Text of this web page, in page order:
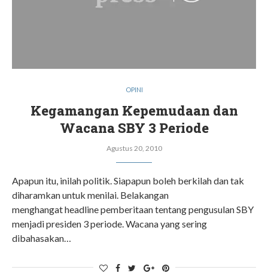
OPINI
Kegamangan Kepemudaan dan
Wacana SBY 3 Periode
Agustus 20, 2010
Apapun itu, inilah politik. Siapapun boleh berkilah dan tak
diharamkan untuk menilai. Belakangan
menghangat headline pemberitaan tentang pengusulan SBY
menjadi presiden 3 periode. Wacana yang sering
dibahasakan…